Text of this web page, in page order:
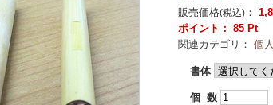
販売価格(税込) ：
ポイント： 85 Pt
関連カテゴリ： 個
書体
個 数